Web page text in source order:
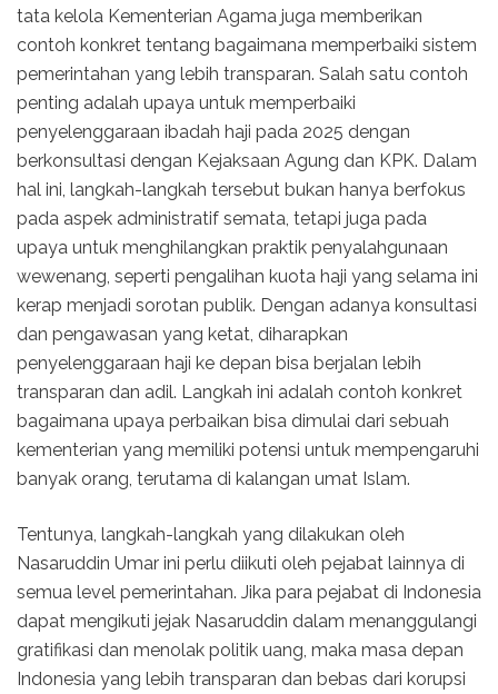
tata kelola Kementerian Agama juga memberikan
contoh konkret tentang bagaimana memperbaiki sistem
pemerintahan yang lebih transparan. Salah satu contoh
penting adalah upaya untuk memperbaiki
penyelenggaraan ibadah haji pada 2025 dengan
berkonsultasi dengan Kejaksaan Agung dan KPK. Dalam
hal ini, langkah-langkah tersebut bukan hanya berfokus
pada aspek administratif semata, tetapi juga pada
upaya untuk menghilangkan praktik penyalahgunaan
wewenang, seperti pengalihan kuota haji yang selama ini
kerap menjadi sorotan publik. Dengan adanya konsultasi
dan pengawasan yang ketat, diharapkan
penyelenggaraan haji ke depan bisa berjalan lebih
transparan dan adil. Langkah ini adalah contoh konkret
bagaimana upaya perbaikan bisa dimulai dari sebuah
kementerian yang memiliki potensi untuk mempengaruhi
banyak orang, terutama di kalangan umat Islam.
Tentunya, langkah-langkah yang dilakukan oleh
Nasaruddin Umar ini perlu diikuti oleh pejabat lainnya di
semua level pemerintahan. Jika para pejabat di Indonesia
dapat mengikuti jejak Nasaruddin dalam menanggulangi
gratifikasi dan menolak politik uang, maka masa depan
Indonesia yang lebih transparan dan bebas dari korupsi